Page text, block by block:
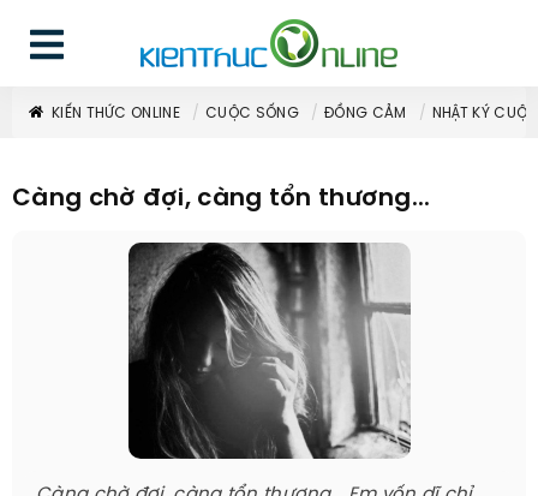
KIẾN THỨC ONLINE CUỘC SỐNG ĐỒNG CẢM NHẬT KÝ
Càng chờ đợi, càng tổn thương...